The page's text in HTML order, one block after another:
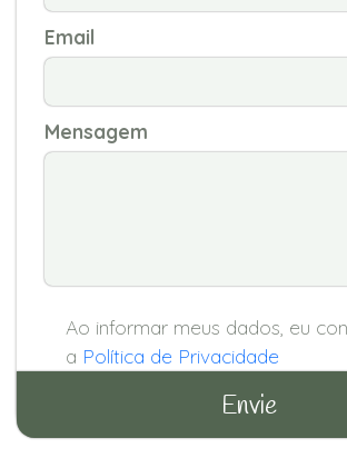
Email
Mensagem
Ao informar meus dados, eu
a Política de Privacidade